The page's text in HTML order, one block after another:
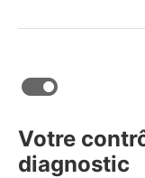
toggle_on
Votre
diagnostic